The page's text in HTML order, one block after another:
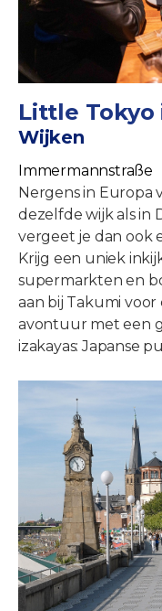
Little
Wijken
Immermannstraße
Nergens in Europa
dezelfde wijk als in
vergeet je dan ook
Krijg een uniek
supermarkten en
aan bij Takumi
avontuur met een
izakayas: Japanse